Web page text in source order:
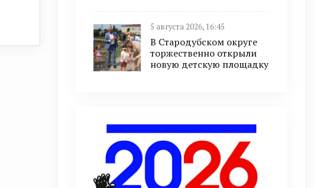
5 августа 2026, 16:45
В Стародубском округе
торжественно открыли
новую детскую площадку